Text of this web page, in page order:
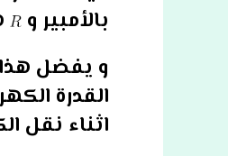
بالأمبير و
و يفضل
القدرة
اثناء نقل